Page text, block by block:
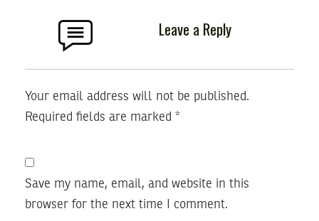
Leave a Reply
Your email address will not be published.
Required fields are marked *
Save my name, email, and website in this
browser for the next time I comment.